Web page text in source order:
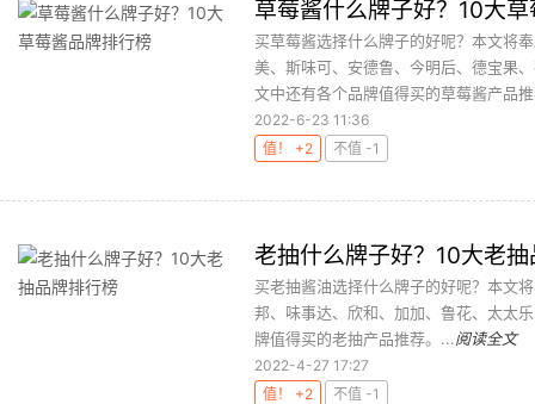
草莓酱什么牌子好？10大
买草莓酱选择什么牌子的好呢？本文将
美、斯味可、安德鲁、今明后、德宝果
文中还有各个品牌值得买的草莓酱产品
2022-6-23 11:36
值！ +2
不值 -1
老抽什么牌子好？10大老
买老抽酱油选择什么牌子的好呢？本文
邦、味事达、欣和、加加、鲁花、太太
牌值得买的老抽产品推荐。...阅读全文
2022-4-27 17:27
值！ +2
不值 -1